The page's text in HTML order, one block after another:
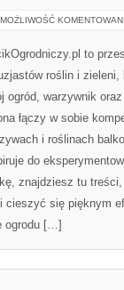
MOŻLIWOŚĆ
to
roślin i
ogród, warzywnik
łączy w sobie
i roślinach
do
znajdziesz tu
cieszyć się pięknym
ogrodu […]